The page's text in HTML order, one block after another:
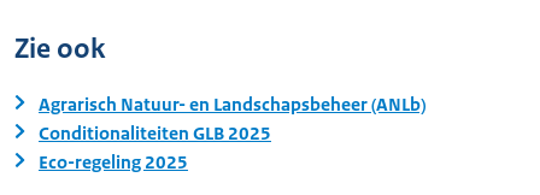
Zie ook
Agrarisch Natuur- en Landschapsbeheer (ANLb)
Conditionaliteiten GLB 2025
Eco-regeling 2025